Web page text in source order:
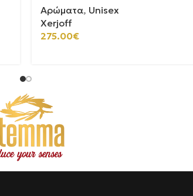
Αρώματα, Unisex
Xerjoff
275.00€